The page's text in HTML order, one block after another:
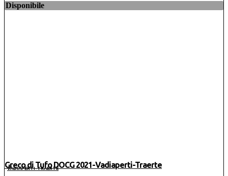
Disponibile
Greco di Tufo DOCG 2021-Vadiaperti-Traerte
VADIAPERTI-TRAERTE